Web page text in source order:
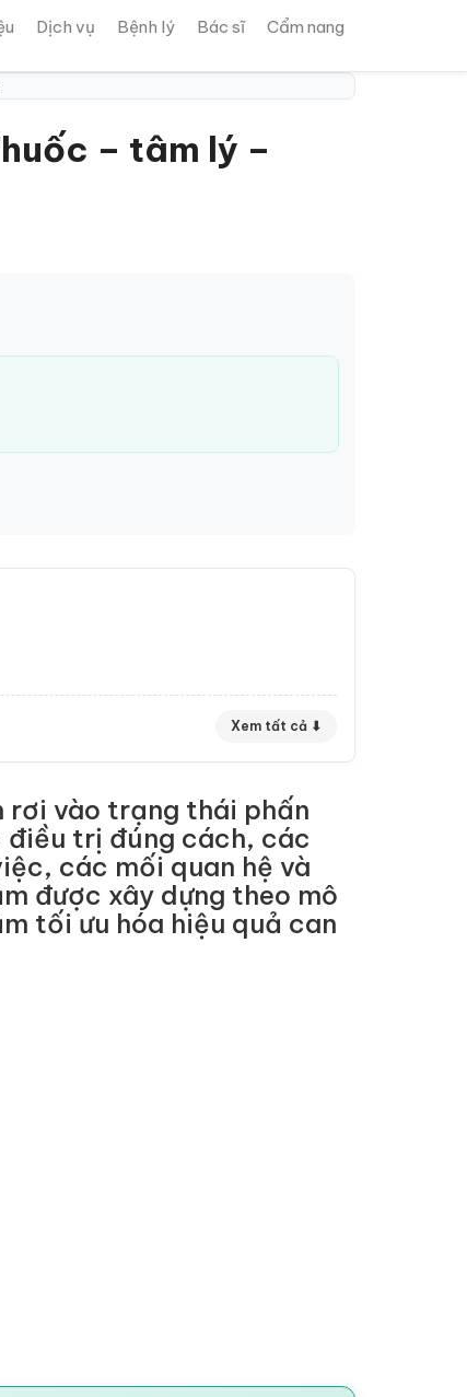
Dịch vụ Bệnh lý Bác sĩ Cẩm nang
– tâm lý –
Xem tất cả ⬇
rơi vào trạng thái phấn
điều trị đúng cách, các
các mối quan hệ và
được xây dựng theo mô
tối ưu hóa hiệu quả can